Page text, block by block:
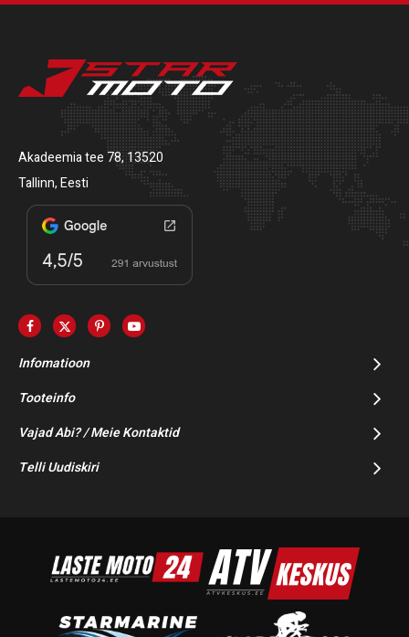
Akadeemia tee 78, 13520
Tallinn, Eesti
Infomatioon
Tooteinfo
Vajad Abi? / Meie Kontaktid
Telli Uudiskiri